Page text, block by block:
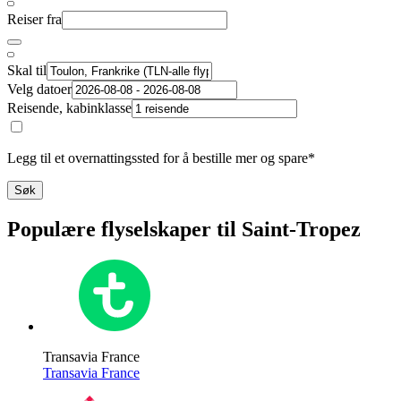
Reiser fra
Skal til
Velg datoer
Reisende, kabinklasse
Legg til et overnattingssted for å bestille mer og spare*
Søk
Populære flyselskaper til Saint-Tropez
Transavia France
Transavia France